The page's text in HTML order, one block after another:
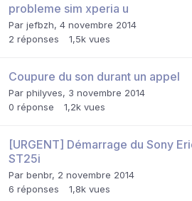
probleme sim xperia u
Par jefbzh, 4 novembre 2014
2 réponses 1,5k vues
Coupure du son durant un appel
Par philyves, 3 novembre 2014
0 réponse 1,2k vues
[URGENT] Démarrage du Sony
ST25i
Par benbr, 2 novembre 2014
6 réponses 1,8k vues